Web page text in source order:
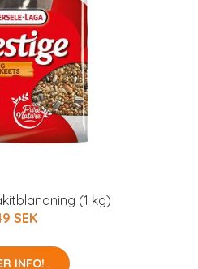
(1 kg)
SEK
INFO!